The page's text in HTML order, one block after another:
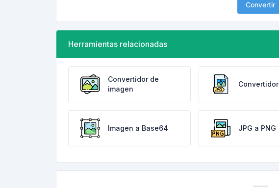
Convertir
Herramientas relacionadas
Convertidor de
imagen
Imagen a Base64 JPG a PNG